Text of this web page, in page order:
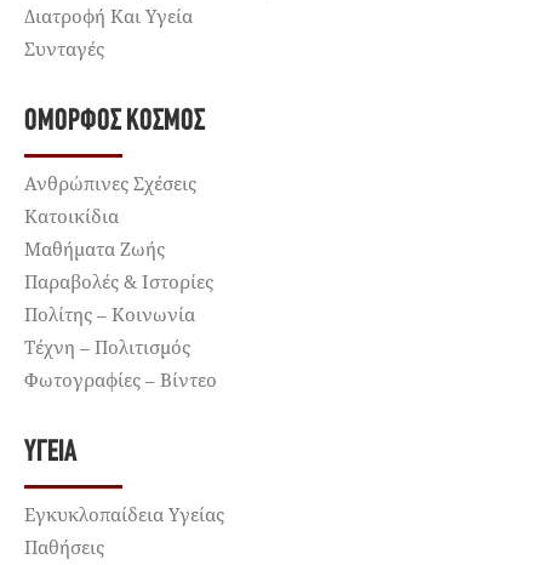
Διατροφή Και Υγεία
Συνταγές
ΌΜΟΡΦΟΣ ΚΌΣΜΟΣ
Ανθρώπινες Σχέσεις
Κατοικίδια
Μαθήματα Ζωής
Παραβολές & Ιστορίες
Πολίτης – Κοινωνία
Τέχνη – Πολιτισμός
Φωτογραφίες – Βίντεο
ΥΓΕΊΑ
Εγκυκλοπαίδεια Υγείας
Παθήσεις